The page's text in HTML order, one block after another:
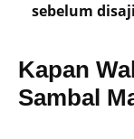
sebelum
Kapan
Sambal